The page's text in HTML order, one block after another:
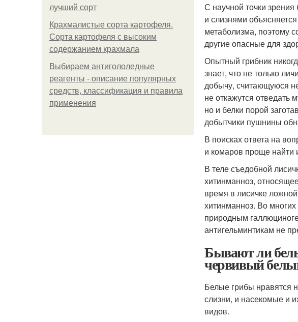
лучший сорт
Крахмалистые сорта картофеля.
Сорта картофеля с высоким
содержанием крахмала
Выбираем антигололедные
реагенты - описание популярных
средств, классификация и правила
применения
С научной точки
и слизнями
метаболизма, поэтому
другие опасные для
Опытный грибник
знает, что не только
добычу, считающуюся
не откажутся
но и белки порой
добытчики пушнины
В поисках ответа на
и комаров проще
В теле съедобной
хитинманноз,
время в лисичке
хитинманноз. Во
природным
антигельминтикам не
Бывают ли
червивый
Белые грибы нравятся
слизни, и насекомые и
видов.